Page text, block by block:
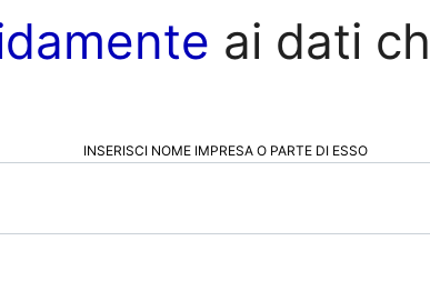
ai dati
INSERISCI NOME IMPRESA O PARTE DI ESSO